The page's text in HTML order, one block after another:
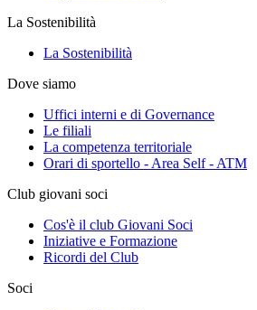
La Sostenibilità
La Sostenibilità
Dove siamo
Uffici interni e di Governance
Le filiali
La competenza territoriale
Orari di sportello - Area Self - ATM
Club giovani soci
Cos'è il club Giovani Soci
Iniziative e Formazione
Ricordi del Club
Soci